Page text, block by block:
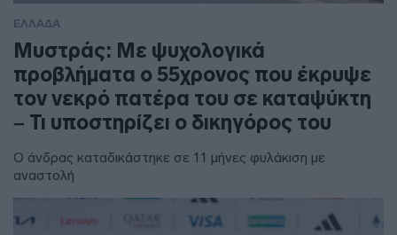
ΕΛΛΑΔΑ
Μυστράς: Με ψυχολογικά
προβλήματα ο 55χρονος που έκρυψε
τον νεκρό πατέρα του σε καταψύκτη
– Τι υποστηρίζει ο δικηγόρος του
Ο άνδρας καταδικάστηκε σε 11 μήνες φυλάκιση με
αναστολή